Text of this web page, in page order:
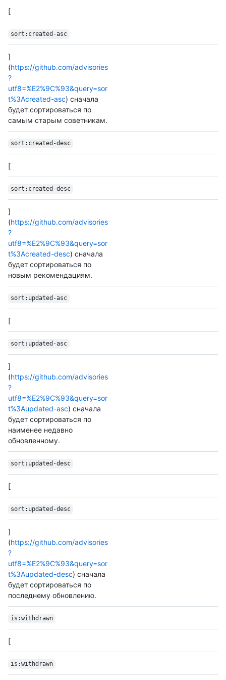
[
sort:created-asc
]
(https://github.com/advisories
?
utf8=%E2%9C%93&query=sor
t%3Acreated-asc) сначала
будет сортироваться по
самым старым советникам.
sort:created-desc
[
sort:created-desc
]
(https://github.com/advisories
?
utf8=%E2%9C%93&query=sor
t%3Acreated-desc) сначала
будет сортироваться по
новым рекомендациям.
sort:updated-asc
[
sort:updated-asc
]
(https://github.com/advisories
?
utf8=%E2%9C%93&query=sor
t%3Aupdated-asc) сначала
будет сортироваться по
наименее недавно
обновленному.
sort:updated-desc
[
sort:updated-desc
]
(https://github.com/advisories
?
utf8=%E2%9C%93&query=sor
t%3Aupdated-desc) сначала
будет сортироваться по
последнему обновлению.
is:withdrawn
[
is:withdrawn